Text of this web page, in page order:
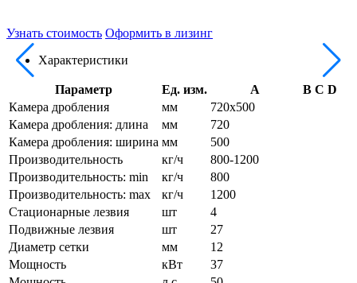
Узнать стоимость Оформить в лизинг
Характеристики
Параметр Ед. изм. A B C D
Камера дробления
мм
720х500
Камера дробления: длина
мм
720
Камера дробления: ширина мм
500
Производительность
кг/ч
800-1200
Производительность: min
кг/ч
800
Производительность: max
кг/ч
1200
Стационарные лезвия
шт
4
Подвижные лезвия
шт
27
Диаметр сетки
мм
12
Мощность
кВт
37